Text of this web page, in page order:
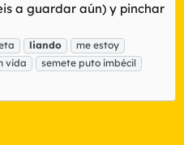
a guardar aún) y pinchar
liando
me estoy
vida
semete puto imbécil